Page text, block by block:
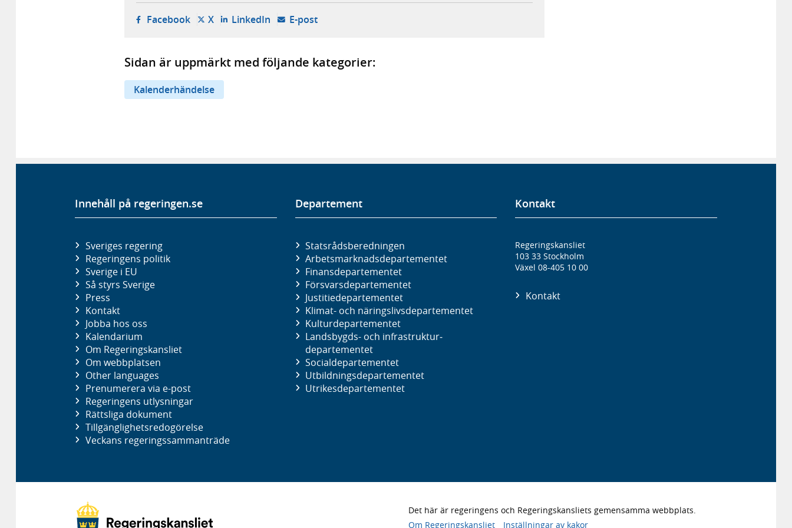
Facebook- öppnas i ny flik, extern webbplats,
X- öppnas i ny flik, extern webbplats,
LinkedIn- öppnas i ny flik, extern webbplats,
E-post- öppnar din e-postklient,
Sidan är uppmärkt med följande kategorier:
Kalenderhändelse
Innehåll på regeringen.se
Sveriges regering
Regeringens politik
Sverige i EU
Så styrs Sverige
Press
Kontakt
Jobba hos oss
Kalendarium
Om Regeringskansliet
Om webbplatsen
Other languages
Prenumerera via e-post
Regeringens utlysningar
Rättsliga dokument
Tillgänglighetsredogörelse
Veckans regeringssammanträde
Departement
Statsrådsberedningen
Arbetsmarknads­departementet
Finans­departementet
Försvars­departementet
Justitie­departementet
Klimat- och näringslivs­departementet
Kultur­departementet
Landsbygds- och infrastruktur­
departementet
Social­departementet
Utbildnings­departementet
Utrikes­departementet
Kontakt
Regeringskansliet
103 33 Stockholm
Växel 08-405 10 00
Kontakt
Det här är regeringens och Regeringskansliets gemensamma webbplats.
Om Regeringskansliet
Inställningar av kakor